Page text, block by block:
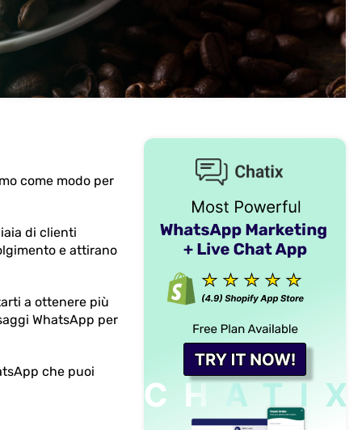
come modo per
di clienti
e attirano
a ottenere più
WhatsApp per
che puoi